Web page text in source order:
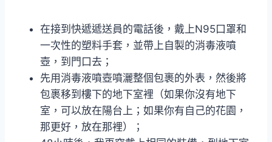
在接到快遞遞送員的電話後，戴上N95口罩和
一次性的塑料手套，並帶上自製的消毒液噴
壺，到門口去；
先用消毒液噴壺噴灑整個包裹的外表，然後將
包裹移到樓下的地下室裡（如果你沒有地下
室，可以放在陽台上；如果你有自己的花園，
那更好，放在那裡）；